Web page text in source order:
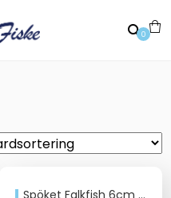
0
Spöket Falkfish 6cm 18g